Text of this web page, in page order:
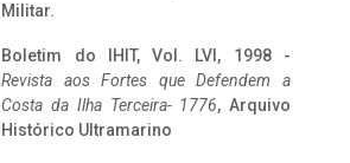
Militar.
Boletim do IHIT, Vol. LVI, 1998 -
Revista aos Fortes que Defendem a
Costa da Ilha Terceira- 1776, Arquivo
Histórico Ultramarino